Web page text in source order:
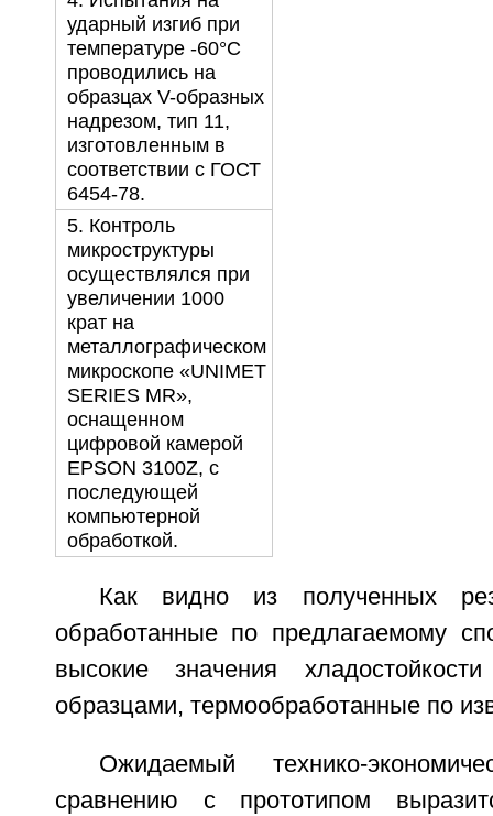
ударный изгиб при
температуре -60°С
проводились на
образцах V-образных
надрезом, тип 11,
изготовленным в
соответствии с ГОСТ
6454-78.
5. Контроль
микроструктуры
осуществлялся при
увеличении 1000
крат на
металлографическом
микроскопе «UNIMET
SERIES MR»,
оснащенном
цифровой камерой
EPSON 3100Z, с
последующей
компьютерной
обработкой.
Как видно из полученных
обработанные по предлагаемому
высокие значения
образцами, термообработанные по
Ожидаемый технико-
сравнению с прототипом